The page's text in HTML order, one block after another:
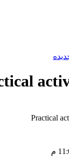
Practical